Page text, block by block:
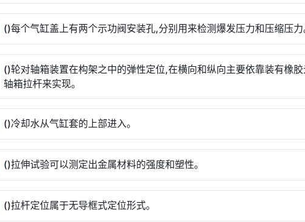
()每个气缸盖上有两个示功阀安装孔,分别用来检测爆发压力和压缩压
()轮对轴箱装置在构架之中的弹性定位,在横向和纵向主要依靠装有橡
轴箱拉杆来实现。
()冷却水从气缸套的上部进入。
()拉伸试验可以测定出金属材料的强度和塑性。
()拉杆定位属于无导框式定位形式。